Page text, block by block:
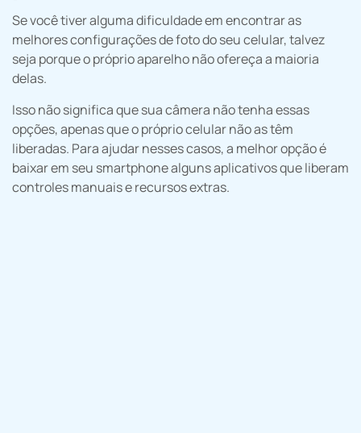
Se você tiver alguma dificuldade em encontrar as
melhores configurações de foto do seu celular, talvez
seja porque o próprio aparelho não ofereça a maioria
delas.
Isso não significa que sua câmera não tenha essas
opções, apenas que o próprio celular não as têm
liberadas. Para ajudar nesses casos, a melhor opção é
baixar em seu smartphone alguns aplicativos que liberam
controles manuais e recursos extras.